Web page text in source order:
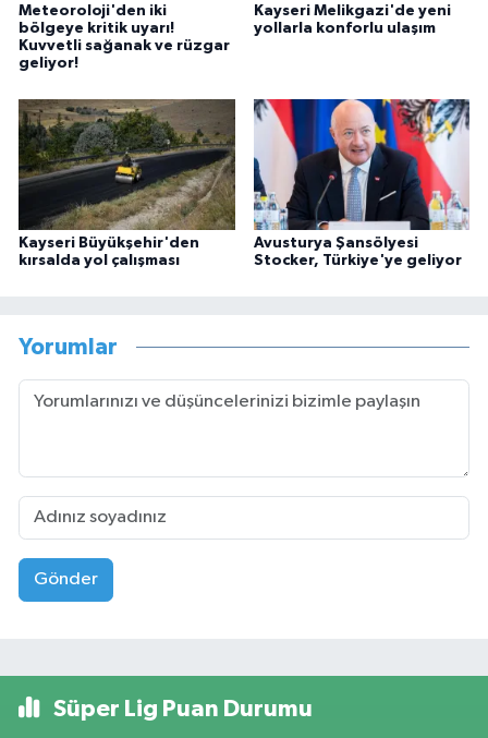
Meteoroloji'den iki
bölgeye kritik uyarı!
Kuvvetli sağanak ve rüzgar
geliyor!
Kayseri Melikgazi'de yeni
yollarla konforlu ulaşım
Kayseri Büyükşehir'den
kırsalda yol çalışması
Avusturya Şansölyesi
Stocker, Türkiye'ye geliyor
Yorumlar
Gönder
Süper Lig Puan Durumu